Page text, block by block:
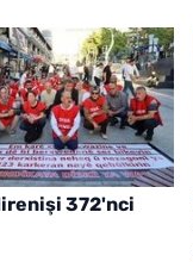
372'nci